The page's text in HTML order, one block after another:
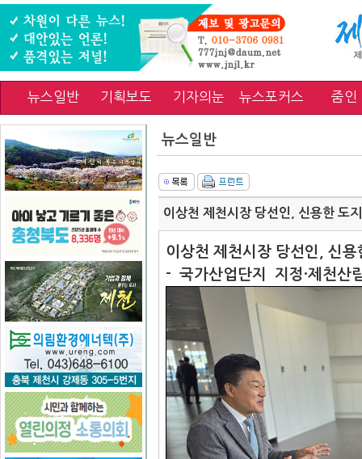
뉴스일반 기획보도 기자의눈 뉴스포커스 줌인
뉴스일반
이상천 제천시장 당선인, 신용한 도
이상천 제천시장 당선인, 신
- 국가산업단지 지정·제천